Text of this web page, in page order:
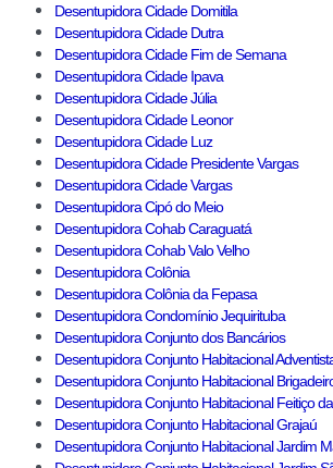
Desentupidora Cidade Domitila
Desentupidora Cidade Dutra
Desentupidora Cidade Fim de Semana
Desentupidora Cidade Ipava
Desentupidora Cidade Júlia
Desentupidora Cidade Leonor
Desentupidora Cidade Luz
Desentupidora Cidade Presidente Vargas
Desentupidora Cidade Vargas
Desentupidora Cipó do Meio
Desentupidora Cohab Caraguatá
Desentupidora Cohab Valo Velho
Desentupidora Colônia
Desentupidora Colônia da Fepasa
Desentupidora Condomínio Jequirituba
Desentupidora Conjunto dos Bancários
Desentupidora Conjunto Habitacional
Desentupidora Conjunto Habitacional
Desentupidora Conjunto Habitacional Feitiço
Desentupidora Conjunto Habitacional Grajaú
Desentupidora Conjunto Habitacional Jardim